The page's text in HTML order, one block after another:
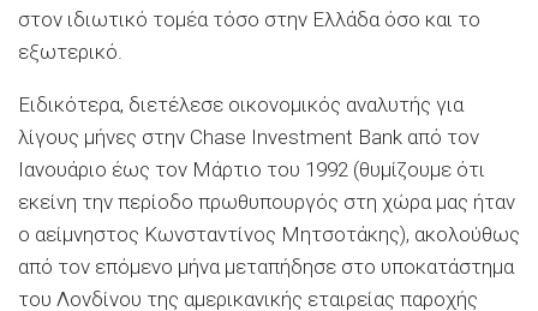
στον ιδιωτικό τομέα τόσο στην Ελλάδα όσο και το
εξωτερικό.
Ειδικότερα, διετέλεσε οικονομικός αναλυτής για
λίγους μήνες στην Chase Investment Bank από τον
Ιανουάριο έως τον Μάρτιο του 1992 (θυμίζουμε ότι
εκείνη την περίοδο πρωθυπουργός στη χώρα μας ήταν
ο αείμνηστος Κωνσταντίνος Μητσοτάκης), ακολούθως
από τον επόμενο μήνα μεταπήδησε στο υποκατάστημα
του Λονδίνου της αμερικανικής εταιρείας παροχής